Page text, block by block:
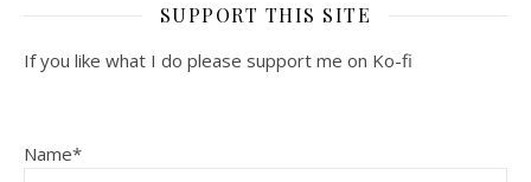
SUPPORT THIS SITE
If you like what I do please support me on Ko-fi
Name*